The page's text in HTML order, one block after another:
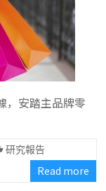
，安踏主品牌零
研究報告
Read more